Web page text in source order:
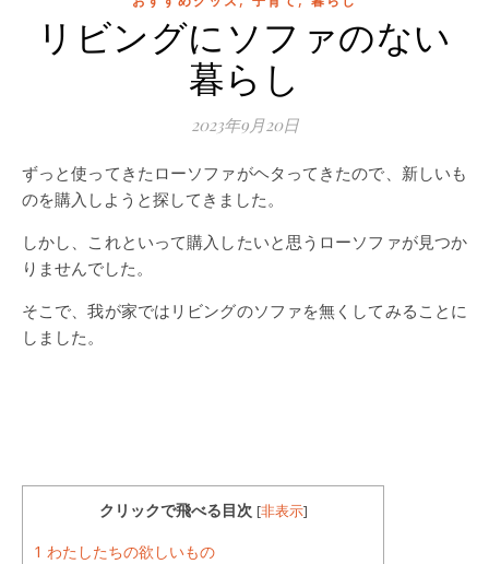
リビングにソファのない
暮らし
2023年9月20日
ずっと使ってきたローソファがヘタってきたので、新しいも
のを購入しようと探してきました。
しかし、これといって購入したいと思うローソファが見つか
りませんでした。
そこで、我が家ではリビングのソファを無くしてみることに
しました。
クリックで飛べる目次 [非表示]
1 わたしたちの欲しいもの